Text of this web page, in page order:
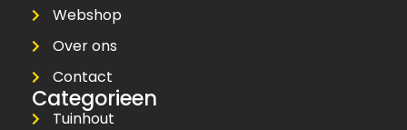
Webshop
Over ons
Contact
Categorieen
Tuinhout